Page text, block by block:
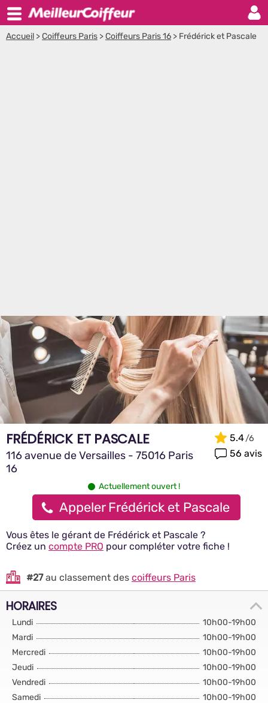
Accueil >Coiffeurs Paris >Coiffeurs Paris 16 > Frédérick et Pascale
FRÉDÉRICK ET PASCALE
116 avenue de Versailles - 75016 Paris
16
5.4
56 avis
Actuellement ouvert !
Appeler Frédérick et Pascale
Vous êtes le gérant de Frédérick et Pascale ?
Créez un compte PRO pour compléter votre fiche !
#27au classement des coiffeurs Paris
HORAIRES
Lundi
10h00-19h00
Mardi
10h00-19h00
Mercredi
10h00-19h00
Jeudi
10h00-19h00
Vendredi
10h00-19h00
Samedi
10h00-19h00